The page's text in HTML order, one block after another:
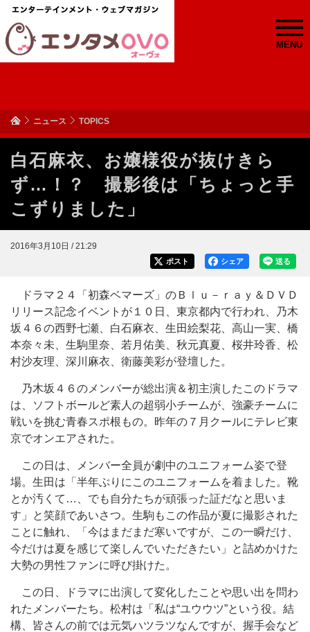
MENU
ニュース TOPICS
白石麻衣、お嬢様役が抜けきら
ず…！？ 撮影後は「ちょっと手
こずりました」
2016年3月10日 / 21:29
送る
シェア
ポスト
ドラマ２４「初森ベマーズ」のＢｌｕ－ｒａｙ＆ＤＶＤ
リリース記念イベントが１０日、東京都内で行われ、乃木
坂４６の西野七瀬、白石麻衣、生田絵梨花、高山一実、橋
本奈々未、生駒里奈、若月佑美、秋元真夏、桜井玲香、松
村沙友理、深川麻衣、衛藤美彩が登壇した。
乃木坂４６のメンバーが総出演＆初主演したこのドラマ
は、ソフトボールど素人の超弱小チームが、強豪チームに
戦いを挑む青春スポ根もの。昨年の７月クールにテレビ東
京でオンエアされた。
この日は、メンバー全員が劇中のユニフォーム姿で登
場。生田は「半年ぶりにこのユニフォームを着ました。靴
とか汚くて…、でも自分たちが頑張った証だなと思いま
す」と笑顔であいさつ。生駒もこの作品が夏に撮影された
ことに触れ、「今はまだまだ寒いですが、この一瞬だけ、
今だけは夏を感じて楽しんでいただきたい」と詰めかけた
大勢の男性ファンに呼び掛けた。
この日、ドラマに出演して変化したことや思い出を問わ
れたメンバーたち。松村は「私は“ユウウツ”という役。結
構、皆さんの前では元気ハツラツなんですが、握手会など